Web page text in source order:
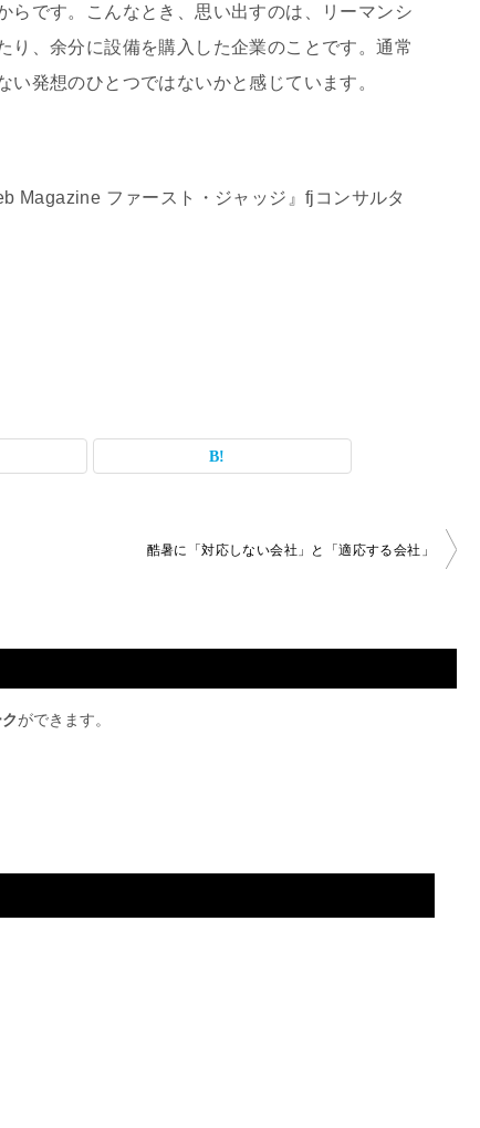
らです。こんなとき、思い出すのは、リーマンシ
り、余分に設備を購入した企業のことです。通常
発想のひとつではないかと感じています。
Magazine ファースト・ジャッジ』fjコンサルタ
酷暑に「対応しない会社」と「適応する会社」
ができます。